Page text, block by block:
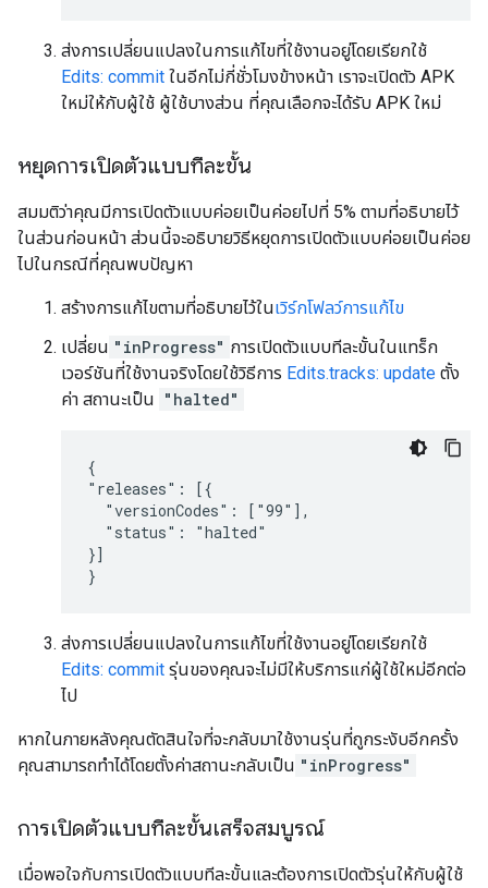
ส่งการเปลี่ยนแปลงในการแก้ไขที่ใช้งานอยู่โดยเรียกใช้
Edits: commit ในอีกไม่กี่ชั่วโมงข้างหน้า เราจะเปิดตัว APK
ใหม่ให้กับผู้ใช้ ผู้ใช้บางส่วน ที่คุณเลือกจะได้รับ APK ใหม่
หยุดการเปิดตัวแบบทีละขั้น
สมมติว่าคุณมีการเปิดตัวแบบค่อยเป็นค่อยไปที่ 5% ตามที่อธิบายไว้
ในส่วนก่อนหน้า ส่วนนี้จะอธิบายวิธีหยุดการเปิดตัวแบบค่อยเป็นค่อย
ไปในกรณีที่คุณพบปัญหา
สร้างการแก้ไขตามที่อธิบายไว้ในเวิร์กโฟลว์การแก้ไข
เปลี่ยน "inProgress" การเปิดตัวแบบทีละขั้นในแทร็ก
เวอร์ชันที่ใช้งานจริงโดยใช้วิธีการ Edits.tracks: update ตั้ง
ค่า สถานะเป็น "halted"
{
"releases": [{
  "versionCodes": ["99"],
  "status": "halted"
}]
}
ส่งการเปลี่ยนแปลงในการแก้ไขที่ใช้งานอยู่โดยเรียกใช้
Edits: commit รุ่นของคุณจะไม่มีให้บริการแก่ผู้ใช้ใหม่อีกต่อ
ไป
หากในภายหลังคุณตัดสินใจที่จะกลับมาใช้งานรุ่นที่ถูกระงับอีกครั้ง
คุณสามารถทำได้โดยตั้งค่าสถานะกลับเป็น "inProgress"
การเปิดตัวแบบทีละขั้นเสร็จสมบูรณ์
เมื่อพอใจกับการเปิดตัวแบบทีละขั้นและต้องการเปิดตัวรุ่นให้กับผู้ใช้